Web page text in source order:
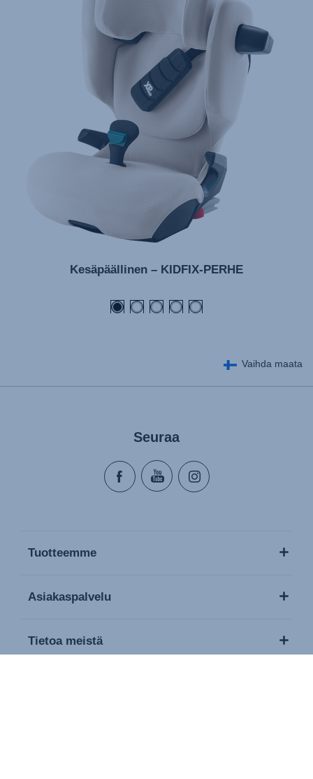
Kesäpäällinen – KIDFIX-PERHE
Vaihda maata
Seuraa
Tuotteemme
Asiakaspalvelu
Tietoa meistä